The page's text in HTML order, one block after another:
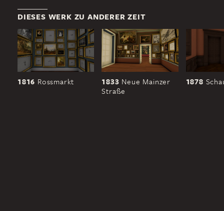
DIESES WERK ZU ANDERER ZEIT
1816 Rossmarkt 1833 Neue Mainzer
Straße
1878